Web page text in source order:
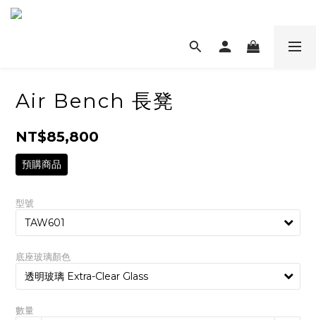
Air Bench 長凳
NT$85,800
預購商品
型號
底座玻璃顏色
數量